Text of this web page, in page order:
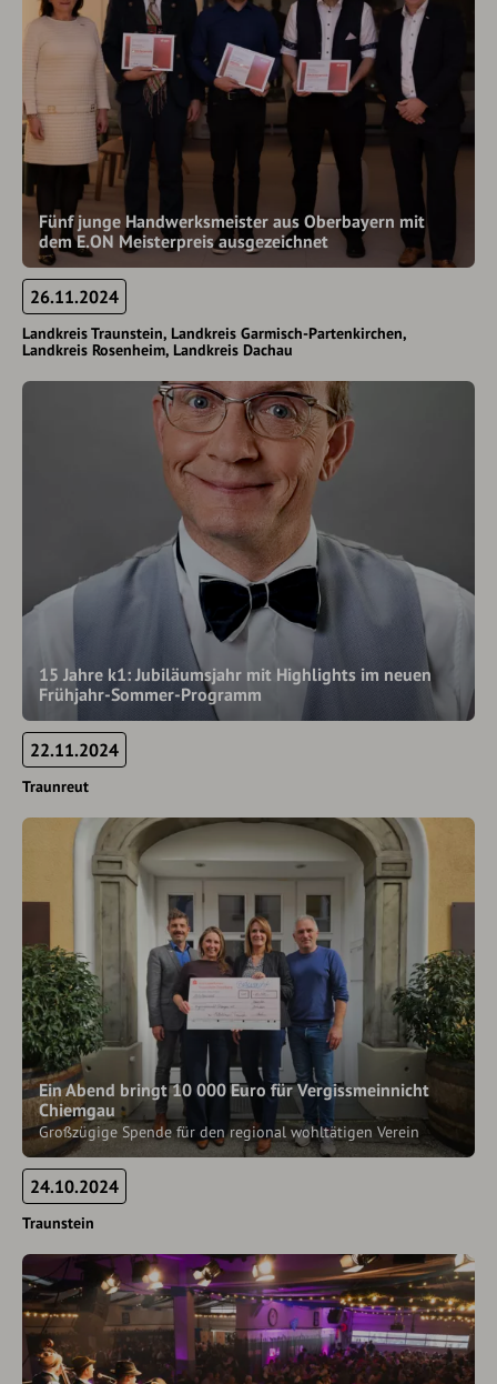
Fünf junge Handwerksmeister aus Oberbayern mit
dem E.ON Meisterpreis ausgezeichnet
26.11.2024
Landkreis Traunstein Landkreis Garmisch-Partenkirchen
Landkreis Rosenheim Landkreis Dachau
15 Jahre k1: Jubiläumsjahr mit Highlights im neuen
Frühjahr-Sommer-Programm
22.11.2024
Traunreut
Ein Abend bringt 10 000 Euro für Vergissmeinnicht
Chiemgau
Großzügige Spende für den regional wohltätigen Verein
24.10.2024
Traunstein